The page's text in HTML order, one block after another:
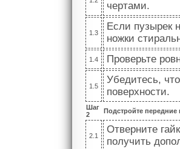
чертами.
1.3
Если пузырек
ножки
1.4 Проверьте
1.5
Убедитесь,
поверхности.
Шаг
2
Подстройте передние
2.1
Отверните
получить